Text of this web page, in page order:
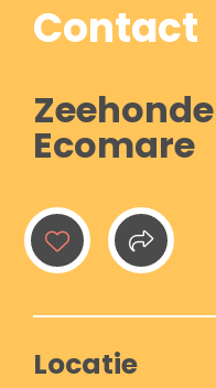
Contact
Ecomare
Locatie